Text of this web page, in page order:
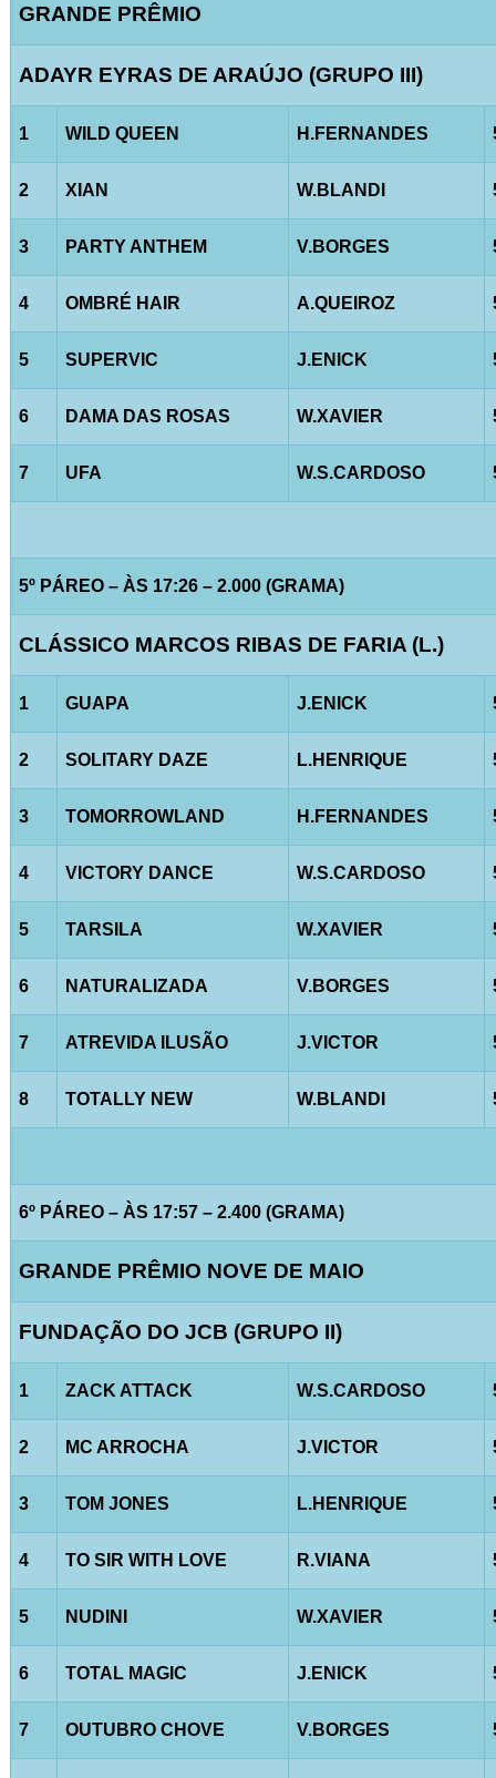
GRANDE PRÊMIO
ADAYR EYRAS DE ARAÚJO (GRUPO III)
1 WILD QUEEN H.FERNANDES
2 XIAN W.BLANDI
3 PARTY ANTHEM V.BORGES
4 OMBRÉ HAIR A.QUEIROZ
5 SUPERVIC J.ENICK
6 DAMA DAS ROSAS W.XAVIER
7 UFA W.S.CARDOSO
5º PÁREO – ÀS 17:26 – 2.000 (GRAMA)
CLÁSSICO MARCOS RIBAS DE FARIA (L.)
1 GUAPA J.ENICK
2 SOLITARY DAZE L.HENRIQUE
3 TOMORROWLAND H.FERNANDES
4 VICTORY DANCE W.S.CARDOSO
5 TARSILA W.XAVIER
6 NATURALIZADA V.BORGES
7 ATREVIDA ILUSÃO J.VICTOR
8 TOTALLY NEW W.BLANDI
6º PÁREO – ÀS 17:57 – 2.400 (GRAMA)
GRANDE PRÊMIO NOVE DE MAIO
FUNDAÇÃO DO JCB (GRUPO II)
1 ZACK ATTACK W.S.CARDOSO
2 MC ARROCHA J.VICTOR
3 TOM JONES L.HENRIQUE
4 TO SIR WITH LOVE R.VIANA
5 NUDINI W.XAVIER
6 TOTAL MAGIC J.ENICK
7 OUTUBRO CHOVE V.BORGES